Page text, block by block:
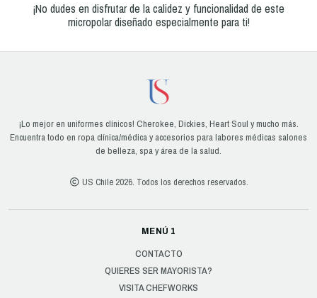
¡No dudes en disfrutar de la calidez y funcionalidad de este
micropolar diseñado especialmente para ti!
¡Lo mejor en uniformes clínicos! Cherokee, Dickies, Heart Soul y mucho más.
Encuentra todo en ropa clínica/médica y accesorios para labores médicas salones
de belleza, spa y área de la salud.
US Chile 2026. Todos los derechos reservados.
MENÚ 1
CONTACTO
QUIERES SER MAYORISTA?
VISITA CHEFWORKS